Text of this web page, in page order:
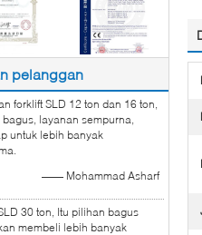
pelanggan
forklift SLD 12 ton dan 16 ton,
layanan sempurna,
untuk lebih banyak
—— Mohammad Asharf
30 ton, Itu pilihan bagus
membeli lebih banyak